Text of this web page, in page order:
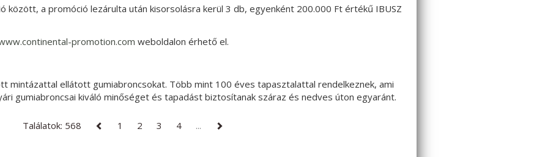
között, a promóció lezárulta után kisorsolásra kerül 3 db, egyenként 200.000 Ft értékű IBUSZ
promotion.com weboldalon érhető el.
mintázattal ellátott gumiabroncsokat. Több mint 100 éves tapasztalattal rendelkeznek, ami
gumiabroncsai kiváló minőséget és tapadást biztosítanak száraz és nedves úton egyaránt.
Találatok: 568 1 2 3 4 ...